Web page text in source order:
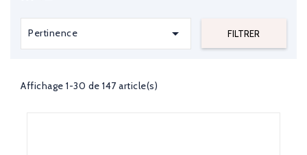
Pertinence  FILTRER
Affichage 1-30 de 147 article(s)